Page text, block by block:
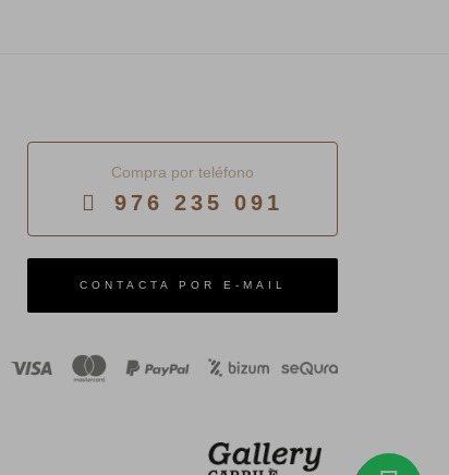
Compra por teléfono
976 235 091
E-MAIL